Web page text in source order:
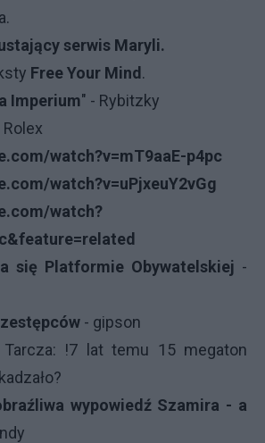
serwis Maryli.
Free Your Mind .
Imperium" - Rybitzky
Rolex
watch?v=mT9aaE-p4pc
watch?v=uPjxeuY2vGg
watch?
się Platformie Obywatelskiej -
- gipson
!7 lat temu 15 megaton
wypowiedź Szamira - a